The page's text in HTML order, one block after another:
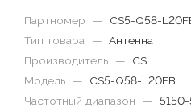
Партномер —
CS5-Q58-
Тип товара
— Антенна
Производитель
—
CS
Модель
—
CS5-Q58-L20FB
Частотный диапазон
—